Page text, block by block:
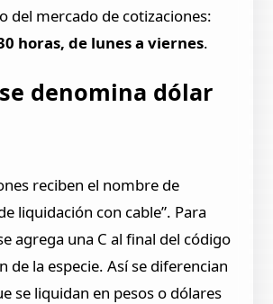
del mercado de cotizaciones:
horas, de lunes a viernes.
denomina dólar
reciben el nombre de
liquidación con cable”. Para
agrega una C al final del código
de la especie. Así se diferencian
se liquidan en pesos o dólares